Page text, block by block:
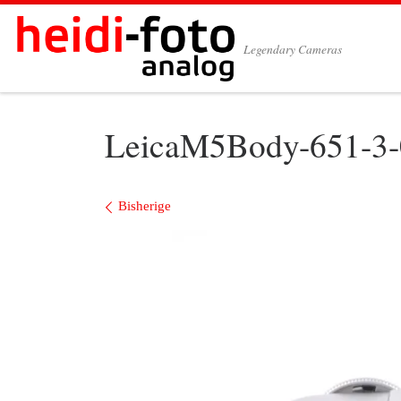
Zum Inhalt springen
Legendary Cameras
LeicaM5Body-651-
Bilder Navigation
Bisherige